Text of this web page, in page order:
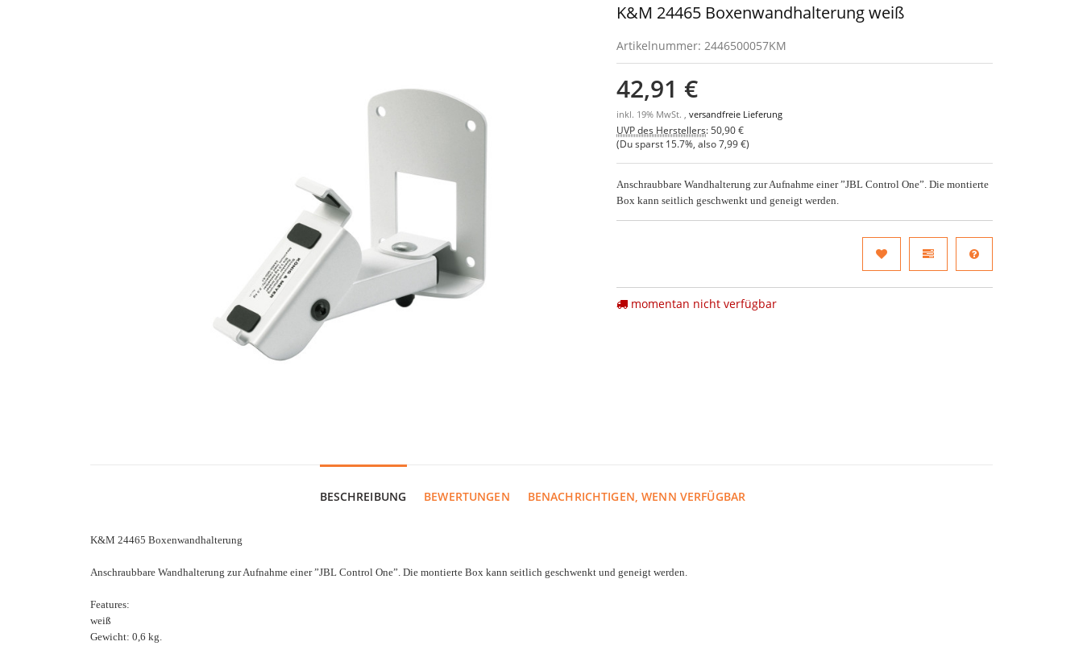
K&M 24465 Boxenwandhalterung weiß
Artikelnummer: 2446500057KM
42,91 €
inkl. 19% MwSt. ,versandfreie Lieferung
UVP des Herstellers: 50,90 €
(Du sparst 15.7% , also7,99 €)
Anschraubbare Wandhalterung zur Aufnahme einer ”JBL Control One”. Die montierte
Box kann seitlich geschwenkt und geneigt werden.
momentan nicht verfügbar
BESCHREIBUNG BEWERTUNGEN BENACHRICHTIGEN, WENN VERFÜGBAR
K&M 24465 Boxenwandhalterung
Anschraubbare Wandhalterung zur Aufnahme einer ”JBL Control One”. Die montierte Box kann seitlich geschwenkt und geneigt werden.
Features:
weiß
Gewicht: 0,6 kg.